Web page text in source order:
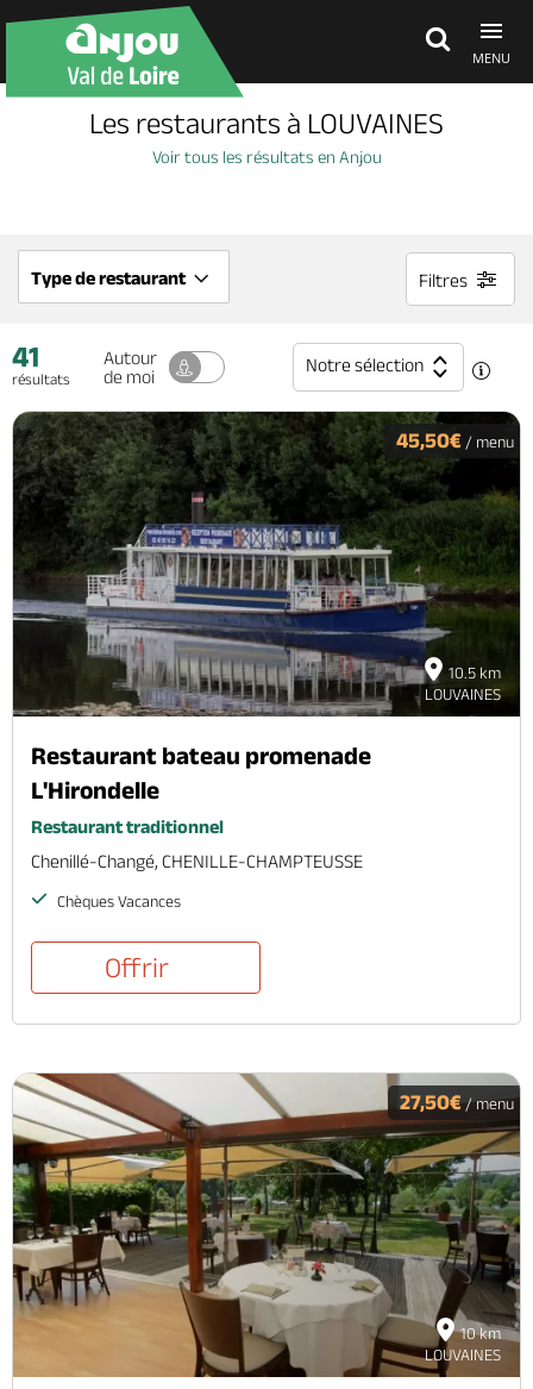
MENU
Découvrir
Agenda
Dormir, manger
Séjours, cadeaux
Billetterie en ligne
Brochures & Cartes Offices de tourisme Comment venir ? Ecrivez-nous
Les restaurants à LOUVAINES
Voir tous les résultats en Anjou
Type de restaurant Filtres
41
résultats
Autour
de moi
Notre sélection
10.5 km
LOUVAINES
45,50€ / menu
Restaurant bateau promenade
L'Hirondelle
Restaurant traditionnel
Chenillé-Changé, CHENILLE-CHAMPTEUSSE
Chèques Vacances
Offrir
10 km
LOUVAINES
27,50€/ menu